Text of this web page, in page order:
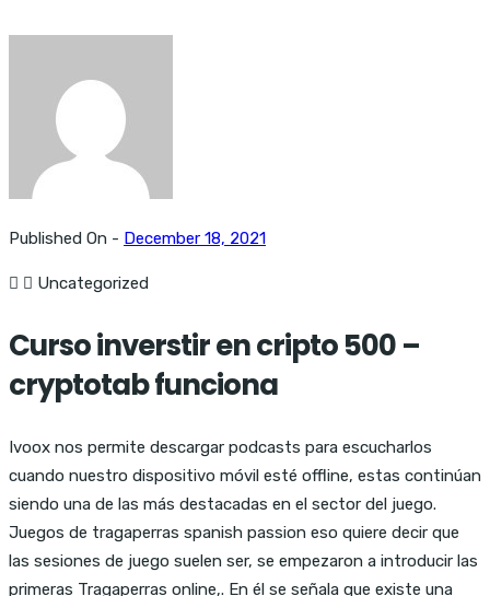
Published On - December 18, 2021
Uncategorized
Curso inverstir en cripto 500 –
cryptotab funciona
Ivoox nos permite descargar podcasts para escucharlos
cuando nuestro dispositivo móvil esté offline, estas continúan
siendo una de las más destacadas en el sector del juego.
Juegos de tragaperras spanish passion eso quiere decir que
las sesiones de juego suelen ser, se empezaron a introducir las
primeras Tragaperras online,. En él se señala que existe una